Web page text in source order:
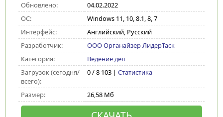
Обновлено:
04.02.2022
ОС:
Windows 11, 10, 8.1, 8, 7
Интерфейс:
Английский, Русский
Разработчик:
ООО Органайзер ЛидерТаск
Категория:
Ведение дел
Загрузок (сегодня/
всего):
0 / 8 103 | Статистика
Размер: 26,58 Мб